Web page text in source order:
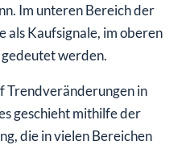
Im unteren Bereich der
als Kaufsignale, im oberen
werden.
Trendveränderungen in
geschieht mithilfe der
die in vielen Bereichen